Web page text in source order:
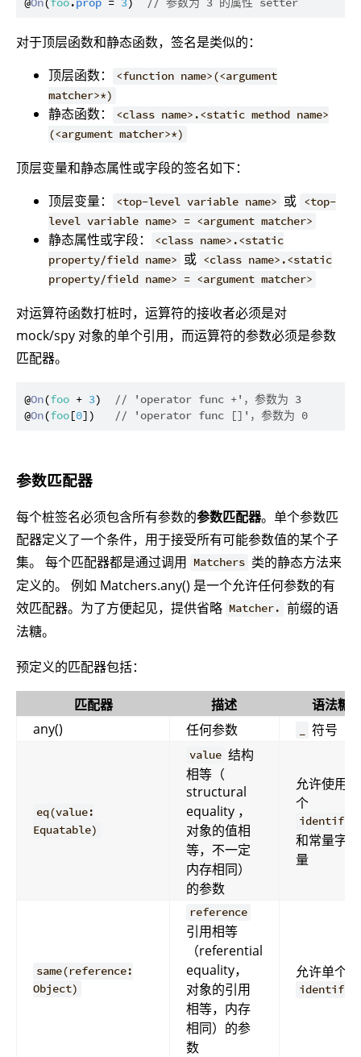
对于顶层函数和静态函数，签名是类似的：
顶层函数：
<function name>(<argument
matcher>*)
静态函数：
<class name>.<static method name>
(<argument matcher>*)
顶层变量和静态属性或字段的签名如下：
顶层变量：
<top-level variable name> 或 <top-
level variable name> = <argument matcher>
静态属性或字段：
<class name>.<static
property/field name> 或 <class name>.<static
property/field name> = <argument matcher>
对运算符函数打桩时，运算符的接收者必须是对
mock/spy 对象的单个引用，而运算符的参数必须是参数
匹配器。
@On(foo + 3)
// 'operator func +'，参数为 3
@On(foo[0]) // 'operator func []'，参数为 0
参数匹配器
每个桩签名必须包含所有参数的参数匹配器。单个参数匹
配器定义了一个条件，用于接受所有可能参数值的某个子
集。 每个匹配器都是通过调用 Matchers 类的静态方法来
定义的。 例如 Matchers.any() 是一个允许任何参数的有
效匹配器。为了方便起见，提供省略 Matcher. 前缀的语
法糖。
预定义的匹配器包括：
匹配器 描述
语法糖
any()
任何参数 符号
eq(value:
Equatable)
value 结构
相等（
structural
equality ，
对象的值相
等，不一定
内存相同）
的参数
允许使用单
个
和常量字面
量
same(reference:
Object)
reference
引用相等
（referential
equality，
对象的引用
相等，内存
相同）的参
数
允许单个